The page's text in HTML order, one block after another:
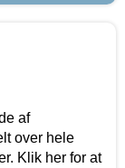
af
over hele
Klik her for at